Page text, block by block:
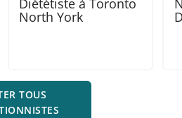
Diététiste à Toronto
TOUS